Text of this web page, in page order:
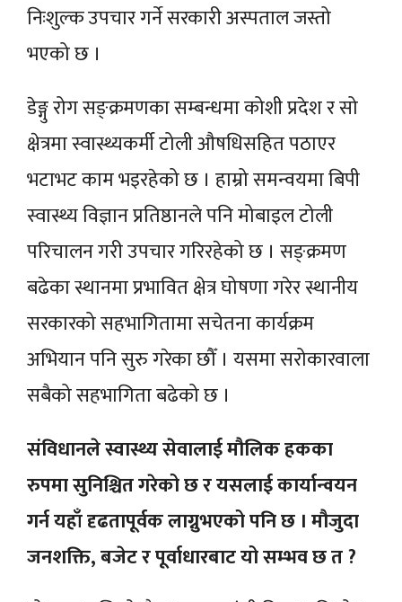
निःशुल्क उपचार गर्ने सरकारी अस्पताल जस्तो
भएको छ ।
डेङ्गु रोग सङ्क्रमणका सम्बन्धमा कोशी प्रदेश र सो
क्षेत्रमा स्वास्थ्यकर्मी टोली औषधिसहित पठाएर
भटाभट काम भइरहेको छ । हाम्रो समन्वयमा बिपी
स्वास्थ्य विज्ञान प्रतिष्ठानले पनि मोबाइल टोली
परिचालन गरी उपचार गरिरहेको छ । सङ्क्रमण
बढेका स्थानमा प्रभावित क्षेत्र घोषणा गरेर स्थानीय
सरकारको सहभागितामा सचेतना कार्यक्रम
अभियान पनि सुरु गरेका छौँ । यसमा सरोकारवाला
सबैको सहभागिता बढेको छ ।
संविधानले स्वास्थ्य सेवालाई मौलिक हकका
रुपमा सुनिश्चित गरेको छ र यसलाई कार्यान्वयन
गर्न यहाँ दृढतापूर्वक लाग्नुभएको पनि छ । मौजुदा
जनशक्ति, बजेट र पूर्वाधारबाट यो सम्भव छ त ?